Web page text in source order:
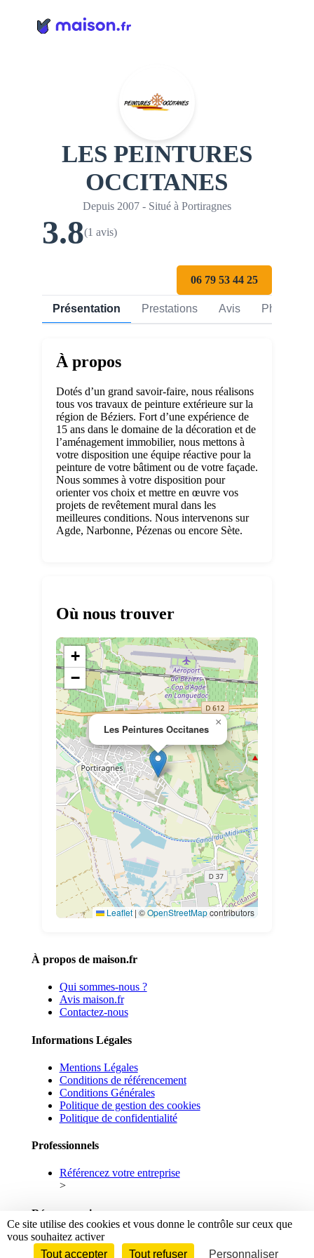
LES PEINTURES
OCCITANES
Depuis 2007 - Situé à Portiragnes
3.8(1 avis)
06 79 53 44 25
Présentation Prestations Avis Photos
À propos
Dotés d’un grand savoir-faire, nous réalisons
tous vos travaux de peinture extérieure sur la
région de Béziers. Fort d’une expérience de
15 ans dans le domaine de la décoration et de
l’aménagement immobilier, nous mettons à
votre disposition une équipe réactive pour la
peinture de votre bâtiment ou de votre façade.
Nous sommes à votre disposition pour
orienter vos choix et mettre en œuvre vos
projets de revêtement mural dans les
meilleures conditions. Nous intervenons sur
Agde, Narbonne, Pézenas ou encore Sète.
Où nous trouver
Les Peintures Occitanes
×
+
−
Leaflet | ©OpenStreetMapcontributors
À propos de maison.fr
Qui sommes-nous ?
Avis maison.fr
Contactez-nous
Informations Légales
Mentions Légales
Conditions de référencement
Conditions Générales
Politique de gestion des cookies
Politique de confidentialité
Professionnels
Référencez votre entreprise
>
Réseaux sociaux
Facebook
Linkedin
Ce site utilise des cookies et vous donne le contrôle sur ceux que
vous souhaitez activer
Tout accepter
Tout refuser Personnaliser